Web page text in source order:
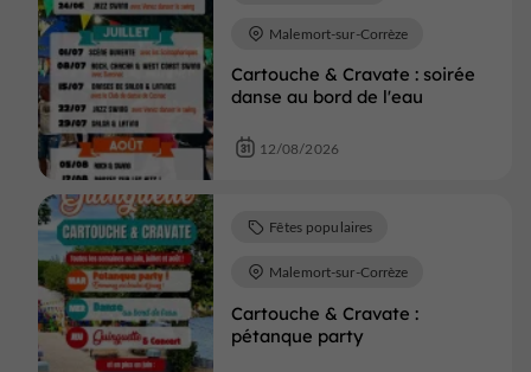
Cartouche & Cravate : soirée
danse au bord de l'eau
Malemort-sur-Corrèze
12/08/2026
Cartouche & Cravate :
pétanque party
Fêtes populaires
Malemort-sur-Corrèze